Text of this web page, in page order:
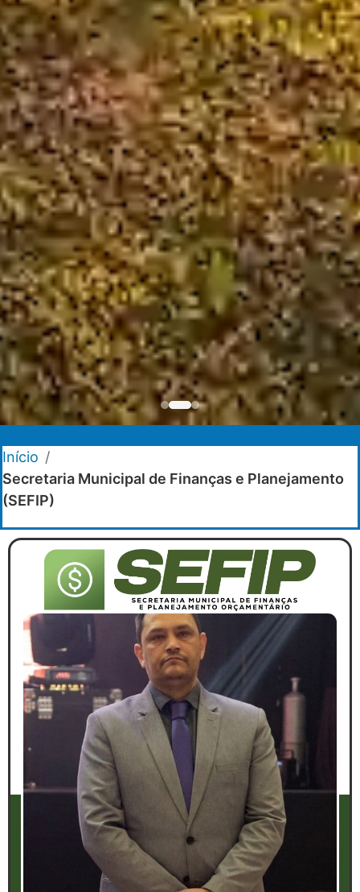
Início /
Secretaria Municipal de Finanças e Planejamento
(SEFIP)